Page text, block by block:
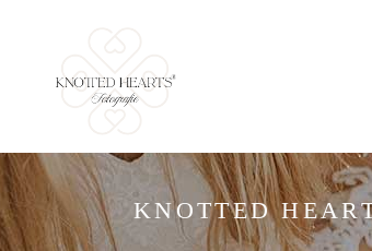
KNOTTED